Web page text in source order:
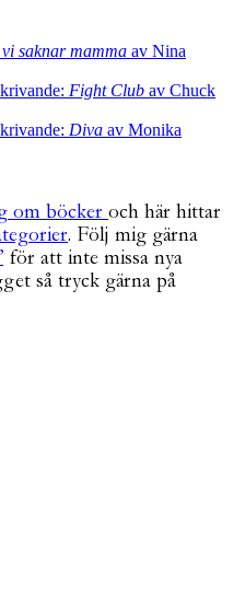
saknar mamma av Nina
Fight Club av Chuck
Diva av Monika
om böcker och här hittar
. Följ mig gärna
för att inte missa nya
så tryck gärna på